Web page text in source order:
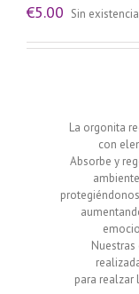
€5.00 Sin
La orgonita
con
Absorbe y
para realzar